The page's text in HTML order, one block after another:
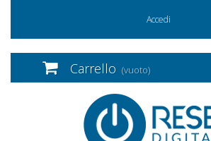
Accedi
Carrello (vuoto)